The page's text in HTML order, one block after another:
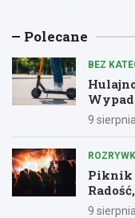
Polecane
BEZ
drogach
9
Piknik
9